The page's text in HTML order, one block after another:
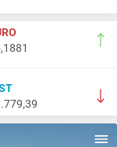
HAYIRLI OLSUN